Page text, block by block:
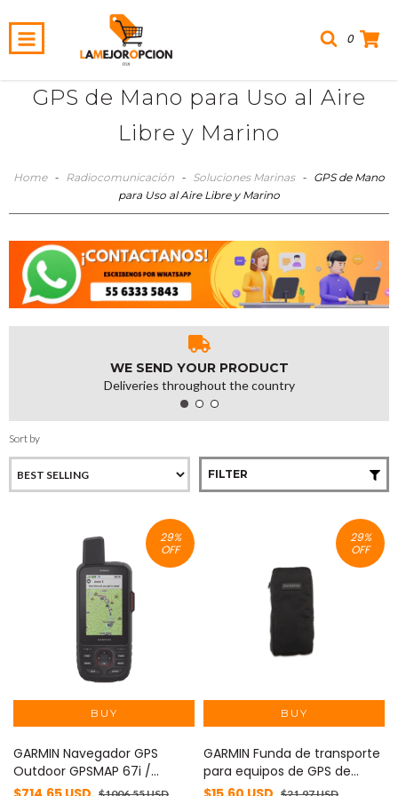
0
GPS de Mano para Uso al Aire
Libre y Marino
Home - Radiocomunicación - Soluciones Marinas - GPS de Mano
para Uso al Aire Libre y Marino
WE SEND YOUR PRODUCT
Deliveries throughout the country
Sort by
FILTER
29%
OFF
GARMIN Navegador GPS
Outdoor GPSMAP 67i /
Pantalla TFT Transflectiva a
29%
OFF
GARMIN Funda de transporte
para equipos de GPS de
mano 10-10117-02